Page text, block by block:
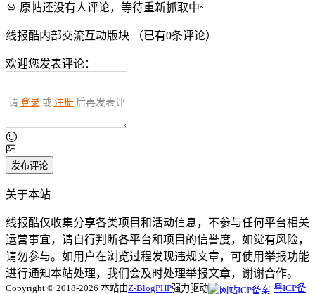
原帖还没有人评论，等待重新抓取中~
线报酷内部交流互动版块 （已有0条评论）
欢迎您发表评论：
请 登录 或 注册 后再发表评
发布评论
关于本站
线报酷仅收集分享各类项目和活动信息，不参与任何平台相关
运营事宜，请自行判断各平台和项目的信誉度，如觉有风险，
请勿参与。如用户在浏览过程发现违规文章，可使用举报功能
进行通知本站处理，我们会及时处理举报文章，谢谢合作。
Copyright © 2018-2026 本站由Z-BlogPHP强力驱动
粤ICP备